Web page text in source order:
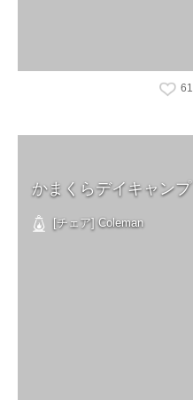
61
かまくらデイキャンプ
[チェア] Coleman